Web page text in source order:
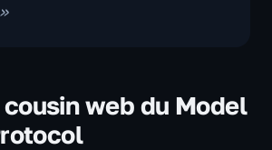
cousin web du Model